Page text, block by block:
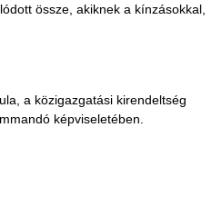
össze, akiknek a kínzásokkal,
a közigazgatási kirendeltség
képviseletében.